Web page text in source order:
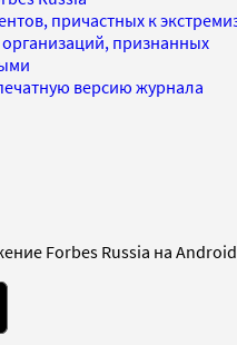
причастных к
признанных
версию журнала
Forbes Russia на Android